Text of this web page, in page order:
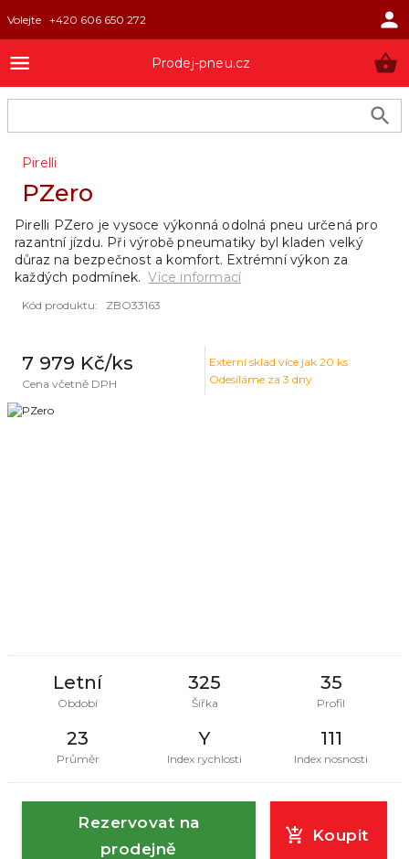
Volejte +420 606 650 272
Prodej-pneu.cz
Pirelli
PZero
Kód produktu: ZBO33163
7 979 Kč/ks
Cena včetně DPH
Externí sklad více jak 20 ks
Odesíláme za 3 dny
Letní
Období
325
Šířka
35
Profil
23
Průměr
Y
Index rychlosti
111
Index nosnosti
Pirelli PZero je vysoce výkonná odolná pneu určená pro
razantní jízdu. Při výrobě pneumatiky byl kladen velký
důraz na bezpečnost a komfort. Extrémní výkon za
každých podmínek. Více informací
Rezervovat na
prodejně
Koupit